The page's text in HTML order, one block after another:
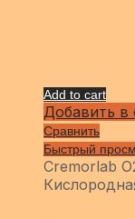
Add to cart
Добавить в
Сравнить
Быстрый
Cremorlab